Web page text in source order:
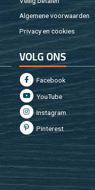
Al­ge­me­ne voor­waar­den
Pri­va­cy en coo­kies
VOLG ONS
Fa­cebook
You­Tu­be
In­st­agram
Pin­te­rest